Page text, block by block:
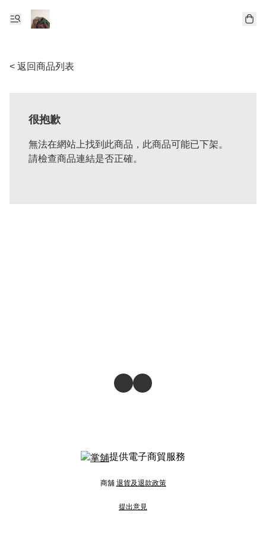
< 返回商品列表
很抱歉
無法在網站上找到此商品，此商品可能已下架。
請檢查商品連結是否正確。
提供電子商貿服務
商舖 退貨及退款政策
提出意見